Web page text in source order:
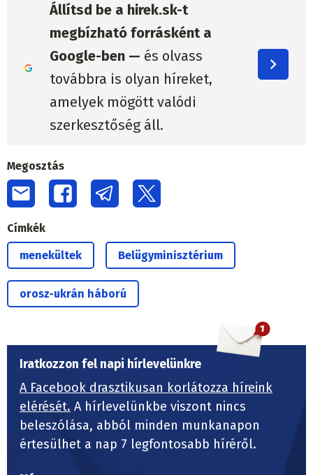
Állítsd be a hirek.sk-t
megbízható forrásként a
Google-ben — és olvass
továbbra is olyan híreket,
amelyek mögött valódi
szerkesztőség áll.
Megosztás
Címkék
menekültek Belügyminisztérium
orosz-ukrán háború
Iratkozzon fel napi hírlevelünkre
A Facebook drasztikusan korlátozza híreink
elérését. A hírlevelünkbe viszont nincs
beleszólása, abból minden munkanapon
értesülhet a nap 7 legfontosabb híréről.